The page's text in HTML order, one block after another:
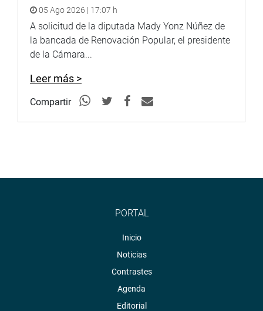
05 Ago 2026 | 17:07 h
A solicitud de la diputada Mady Yonz Núñez de
la bancada de Renovación Popular, el presidente
de la Cámara...
Leer más >
Compartir
PORTAL
Inicio
Noticias
Contrastes
Agenda
Editorial